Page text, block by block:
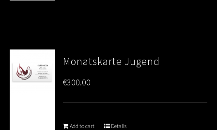
Monatskarte Jugend
€300.00
Add to cart Details